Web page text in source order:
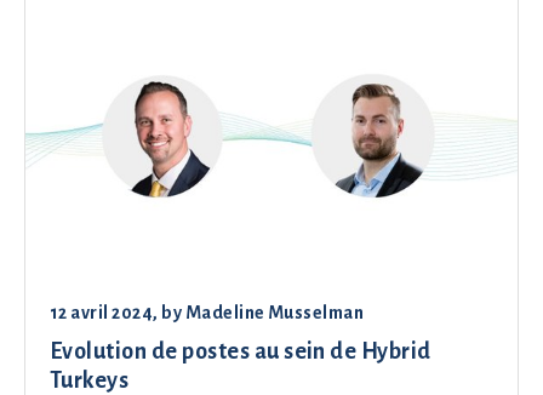
12 avril 2024, by Madeline Musselman
Evolution de postes au sein de Hybrid
Turkeys